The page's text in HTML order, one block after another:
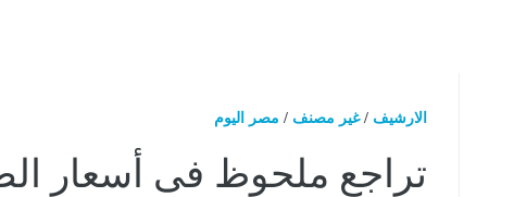
الارشيف /غير مصنف / مصر اليوم
تراجع ملحوظ فى أسعار